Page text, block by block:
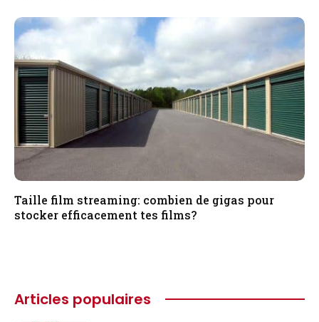
Taille film streaming: combien de gigas pour
stocker efficacement tes films?
Articles populaires